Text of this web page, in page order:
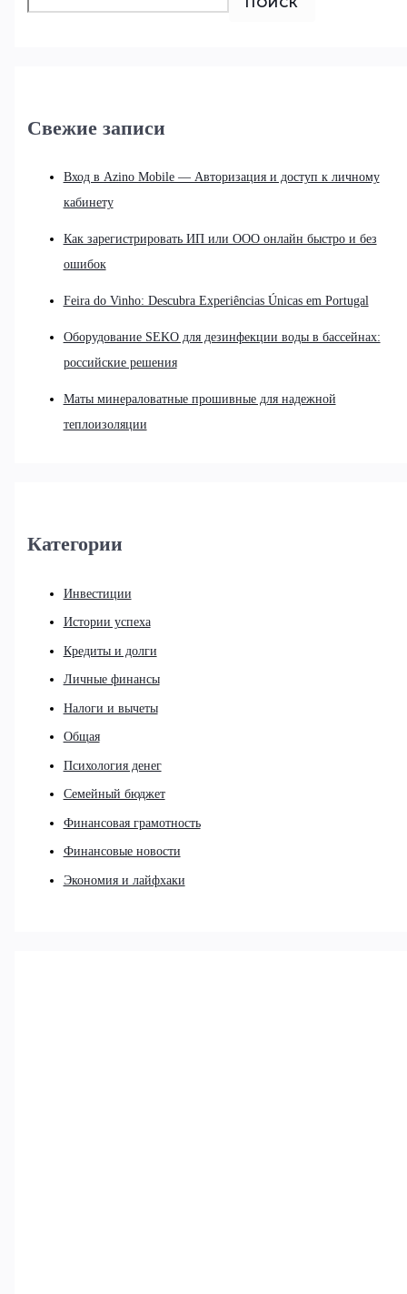
Свежие записи
Вход в Azino Mobile — Авторизация и доступ к личному
кабинету
Как зарегистрировать ИП или ООО онлайн быстро и без
ошибок
Feira do Vinho: Descubra Experiências Únicas em Portugal
Оборудование SEKO для дезинфекции воды в бассейнах:
российские решения
Маты минераловатные прошивные для надежной
теплоизоляции
Категории
Инвестиции
Истории успеха
Кредиты и долги
Личные финансы
Налоги и вычеты
Общая
Психология денег
Семейный бюджет
Финансовая грамотность
Финансовые новости
Экономия и лайфхаки